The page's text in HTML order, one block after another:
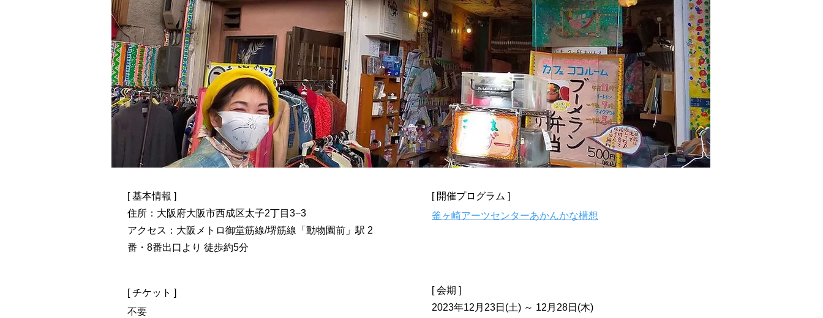
[ 基本情報 ]
住所：大阪府大阪市西成区太子2丁目3−3
アクセス：大阪メトロ御堂筋線/堺筋線「動物園前」駅 2
番・8番出口より 徒歩約5分
[ 開催プログラム ]
釜ヶ崎アーツセンターあかんかな構想
[ チケット ]
​不要
[ 会期 ]
2023年12月23日(土) ～ 12月28日(木)